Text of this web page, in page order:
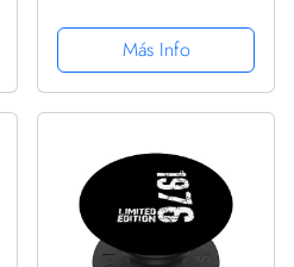
Hombres Mujer Regalo
PopSockets PopGrip
Intercambiable
Más Info